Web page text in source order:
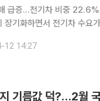
급증…전기차 비중 22.6%
장기화하면서 전기차 수요
자동차모빌리티산업협회
12 14:27
기름값 덕?…2월